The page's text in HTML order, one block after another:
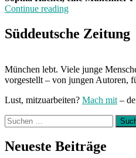
Continue reading„Neuland“
Süddeutsche Zeitung
München lebt. Viele junge
vorgestellt – von jungen Autoren,
Lust, mitzuarbeiten? Mach mit –
Suchen
nach:
Neueste Beiträge